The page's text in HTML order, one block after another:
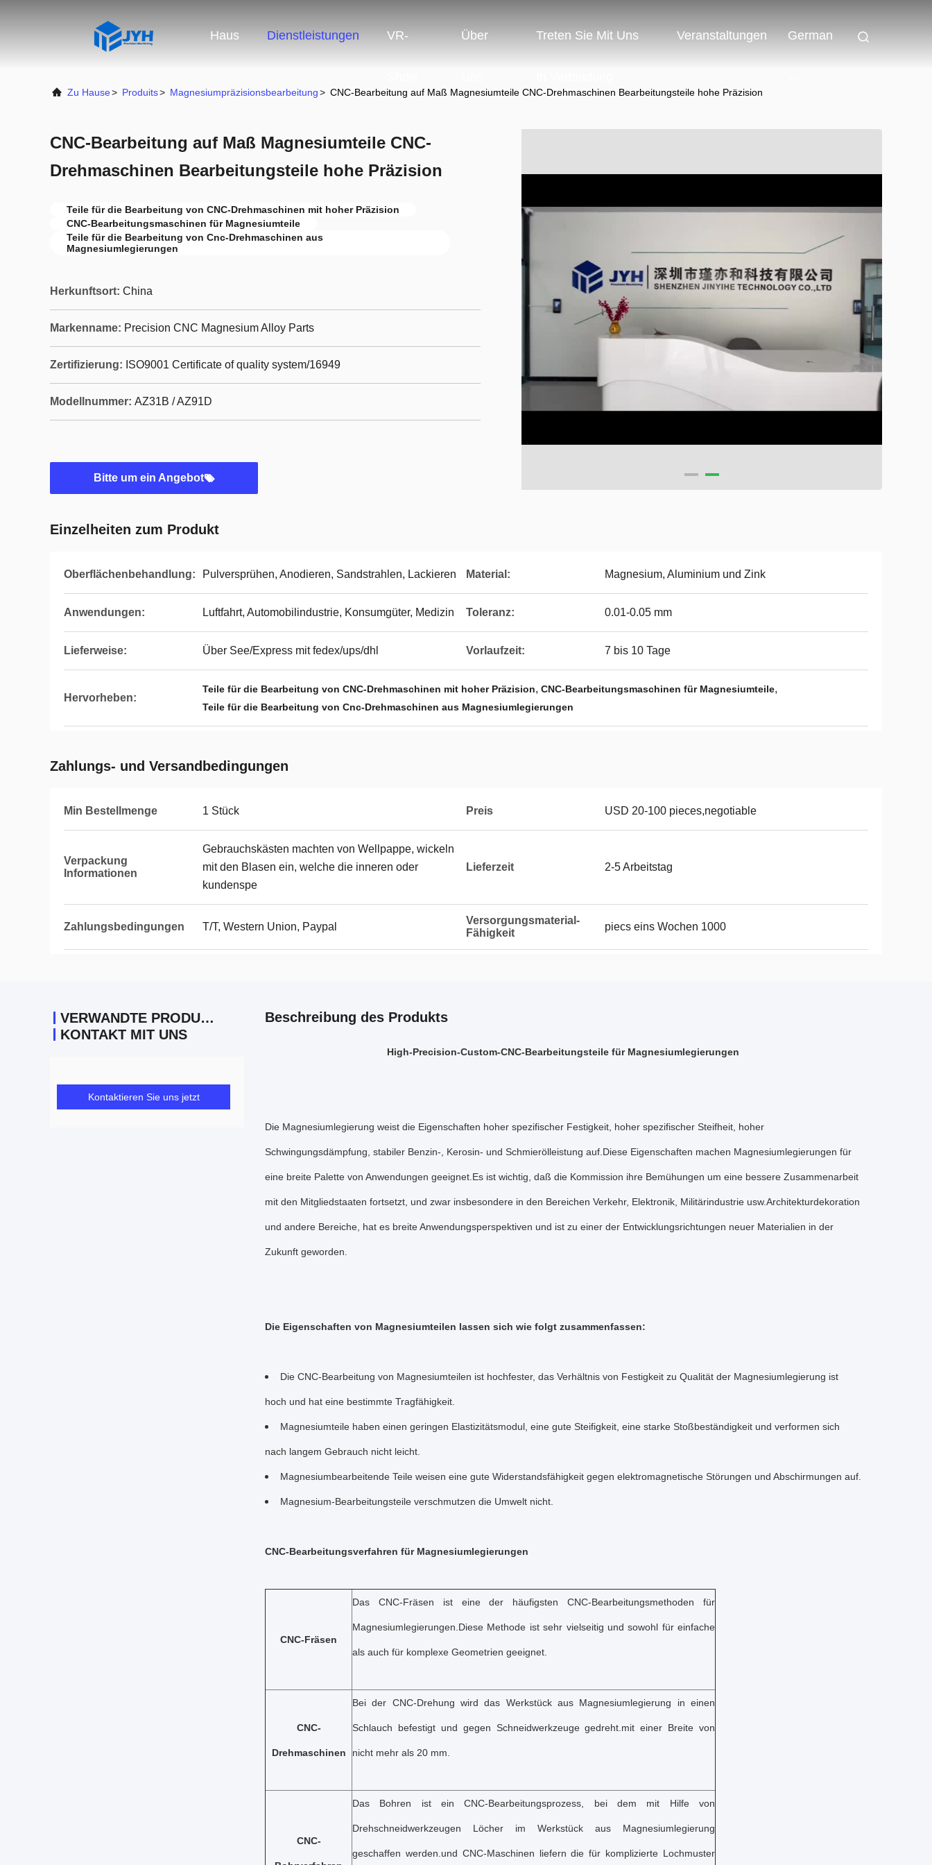
Haus Dienstleistungen VR- Über Treten Sie Mit Uns Veranstaltungen German
Zu Hause> Produits> Magnesiumpräzisionsbearbeitung> CNC-Bearbeitung auf Maß Magnesiumteile CNC-Drehmaschinen Bearbeitungsteile hohe Präzision
CNC-Bearbeitung auf Maß Magnesiumteile CNC-
Drehmaschinen Bearbeitungsteile hohe Präzision
Teile für die Bearbeitung von CNC-Drehmaschinen mit hoher Präzision
CNC-Bearbeitungsmaschinen für Magnesiumteile
Teile für die Bearbeitung von Cnc-Drehmaschinen aus
Magnesiumlegierungen
Herkunftsort: China
Markenname: Precision CNC Magnesium Alloy Parts
Zertifizierung: ISO9001 Certificate of quality system/16949
Modellnummer: AZ31B / AZ91D
Bitte um ein Angebot
Einzelheiten zum Produkt
Oberflächenbehandlung: Pulversprühen, Anodieren, Sandstrahlen, Lackieren Material: Magnesium, Aluminium und Zink
Anwendungen: Luftfahrt, Automobilindustrie, Konsumgüter, Medizin Toleranz: 0.01-0.05 mm
Lieferweise: Über See/Express mit fedex/ups/dhl Vorlaufzeit: 7 bis 10 Tage
Hervorheben:
Teile für die Bearbeitung von CNC-Drehmaschinen mit hoher Präzision, CNC-Bearbeitungsmaschinen für Magnesiumteile,
Teile für die Bearbeitung von Cnc-Drehmaschinen aus Magnesiumlegierungen
Zahlungs- und Versandbedingungen
Min Bestellmenge 1 Stück Preis USD 20-100 pieces,negotiable
Verpackung
Informationen
Gebrauchskästen machten von Wellpappe, wickeln
mit den Blasen ein, welche die inneren oder
kundenspe
Lieferzeit 2-5 Arbeitstag
Zahlungsbedingungen T/T, Western Union, Paypal
Versorgungsmaterial-
Fähigkeit
piecs eins Wochen 1000
VERWANDTE PRODUKTE
KONTAKT MIT UNS
Kontaktieren Sie uns jetzt
Beschreibung des Produkts
High-Precision-Custom-CNC-Bearbeitungsteile für Magnesiumlegierungen
Die Magnesiumlegierung weist die Eigenschaften hoher spezifischer Festigkeit, hoher spezifischer Steifheit, hoher
Schwingungsdämpfung, stabiler Benzin-, Kerosin- und Schmierölleistung auf.Diese Eigenschaften machen Magnesiumlegierungen für
eine breite Palette von Anwendungen geeignet.Es ist wichtig, daß die Kommission ihre Bemühungen um eine bessere Zusammenarbeit
mit den Mitgliedstaaten fortsetzt, und zwar insbesondere in den Bereichen Verkehr, Elektronik, Militärindustrie usw.Architekturdekoration
und andere Bereiche, hat es breite Anwendungsperspektiven und ist zu einer der Entwicklungsrichtungen neuer Materialien in der
Zukunft geworden.
Die Eigenschaften von Magnesiumteilen lassen sich wie folgt zusammenfassen:
Die CNC-Bearbeitung von Magnesiumteilen ist hochfester, das Verhältnis von Festigkeit zu Qualität der Magnesiumlegierung ist
hoch und hat eine bestimmte Tragfähigkeit.
Magnesiumteile haben einen geringen Elastizitätsmodul, eine gute Steifigkeit, eine starke Stoßbeständigkeit und verformen sich
nach langem Gebrauch nicht leicht.
Magnesiumbearbeitende Teile weisen eine gute Widerstandsfähigkeit gegen elektromagnetische Störungen und Abschirmungen auf.
Magnesium-Bearbeitungsteile verschmutzen die Umwelt nicht.
CNC-Bearbeitungsverfahren für Magnesiumlegierungen
CNC-Fräsen
Das CNC-Fräsen ist eine der häufigsten CNC-Bearbeitungsmethoden für
Magnesiumlegierungen.Diese Methode ist sehr vielseitig und sowohl für einfache
als auch für komplexe Geometrien geeignet.
CNC-
Drehmaschinen
Bei der CNC-Drehung wird das Werkstück aus Magnesiumlegierung in einen
Schlauch befestigt und gegen Schneidwerkzeuge gedreht.mit einer Breite von
nicht mehr als 20 mm.
CNC-
Das Bohren ist ein CNC-Bearbeitungsprozess, bei dem mit Hilfe von
Drehschneidwerkzeugen Löcher im Werkstück aus Magnesiumlegierung
geschaffen werden.und CNC-Maschinen liefern die für komplizierte Lochmuster